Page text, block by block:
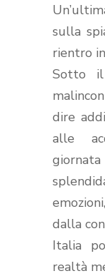
sulla
rientro
Sotto il
dire
alle
dalla
Italia
realtà